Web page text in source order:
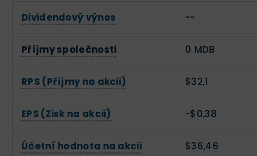
Dividendový výnos --
Příjmy společnosti 0 MDB
RPS (Příjmy na akcii) $32,1
EPS (Zisk na akcii) -$0,38
Účetní hodnota na akcii $36,46